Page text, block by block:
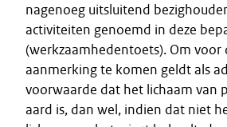
nagenoeg uitsluitend
activiteiten genoemd in deze
(werkzaamhedentoets). Om voor
aanmerking te komen geldt als
voorwaarde dat het lichaam van
aard is, dan wel, indien dat niet